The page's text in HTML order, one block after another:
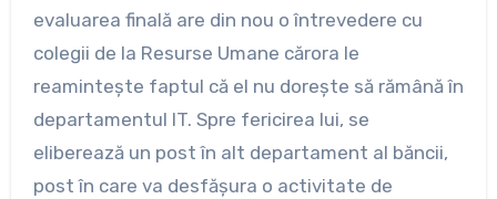
evaluarea finală are din nou o întrevedere cu
colegii de la Resurse Umane cărora le
reaminteşte faptul că el nu doreşte să rămână în
departamentul IT. Spre fericirea lui, se
eliberează un post în alt departament al băncii,
post în care va desfăşura o activitate de